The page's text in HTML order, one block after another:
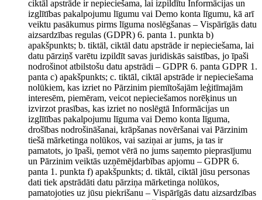
ciktāl apstrāde ir nepieciešama, lai izpildītu Informācijas un
izglītības pakalpojumu līgumu vai Demo konta līgumu, kā arī
veiktu pasākumus pirms līguma noslēgšanas – Vispārīgās datu
aizsardzības regulas (GDPR) 6. panta 1. punkta b)
apakšpunkts; b. tiktāl, ciktāl datu apstrāde ir nepieciešama, lai
datu pārziņš varētu izpildīt savas juridiskās saistības, jo īpaši
nodrošinot atbilstošu datu apstrādi – GDPR 6. panta GDPR 1.
panta c) apakšpunkts; c. tiktāl, ciktāl apstrāde ir nepieciešama
nolūkiem, kas izriet no Pārzinim piemītošajām leģitīmajām
interesēm, piemēram, veicot nepieciešamos norēķinus un
izvirzot prasības, kas izriet no noslēgtā Informācijas un
izglītības pakalpojumu līguma vai Demo konta līguma,
drošības nodrošināšanai, krāpšanas novēršanai vai Pārzinim
tiešā mārketinga nolūkos, vai saziņai ar jums, ja tas ir
pamatots, jo īpaši, ņemot vērā no jums saņemto pieprasījumu
un Pārzinim veiktās uzņēmējdarbības apjomu – GDPR 6.
panta 1. punkta f) apakšpunkts; d. tiktāl, ciktāl jūsu personas
dati tiek apstrādāti datu pārziņa mārketinga nolūkos,
pamatojoties uz jūsu piekrišanu – Vispārīgās datu aizsardzības